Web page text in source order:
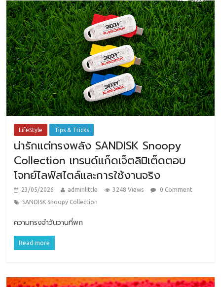
LifeStyle Tips & Tricks
น่ารักแต่ทรงพลัง SANDISK Snoopy
Collection เทรนด์แก็ดเจ็ตลิมิเต็ดตอบ
โจทย์ไลฟ์สไตล์และการใช้งานจริง
23/05/2026 adminlittle 3248 Views
0 Comment
SANDISK Snoopy Collection
ความทรงจำวันวานที่พก
Read more